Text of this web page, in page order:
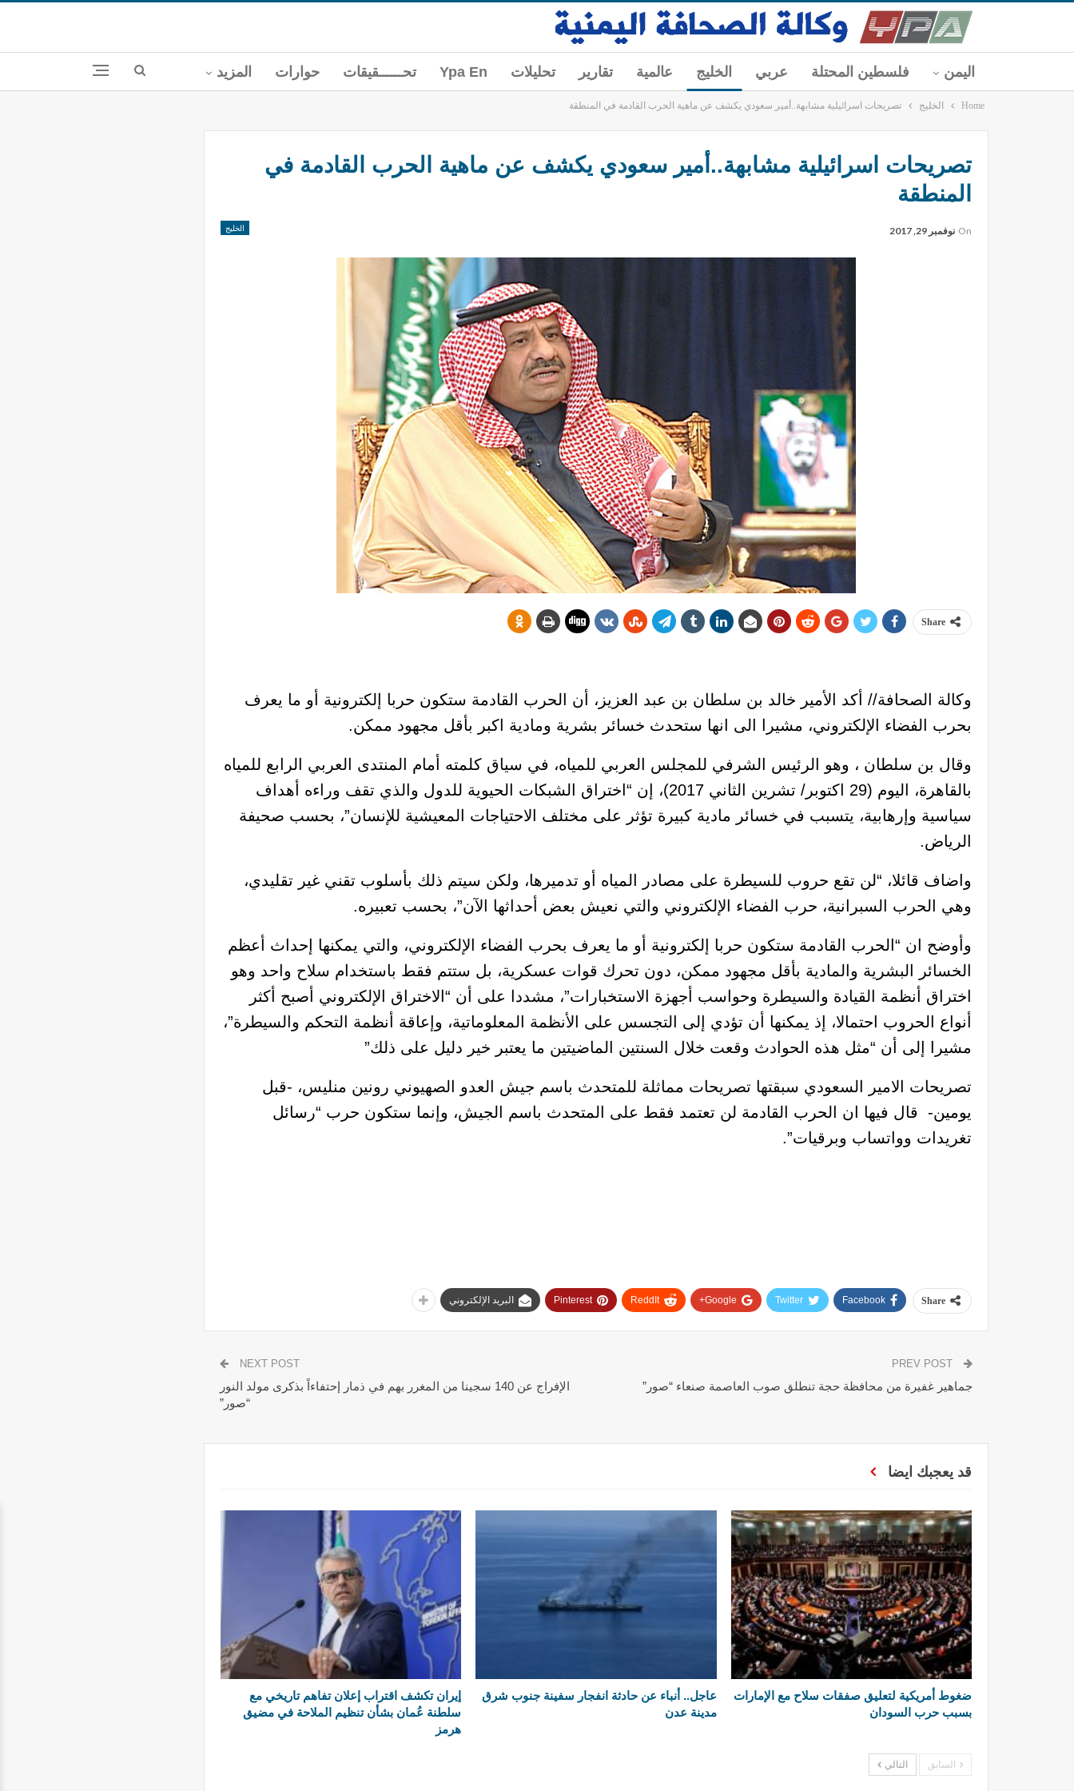
اليمن فلسطين المحتلة عربي الخليج عالمية تقارير تحليلات Ypa En تحــــــقيقات حوارات المزيد
Home الخليج تصريحات اسرائيلية مشابهة..أمير سعودي يكشف عن ماهية الحرب القادمة في المنطقة
تصريحات اسرائيلية مشابهة..أمير سعودي يكشف عن ماهية الحرب القادمة في
المنطقة
الخليج On نوفمبر 29, 2017
Share
وكالة الصحافة// أكد الأمير خالد بن سلطان بن عبد العزيز، أن الحرب القادمة ستكون حربا إلكترونية أو ما يعرف
بحرب الفضاء الإلكتروني، مشيرا الى انها ستحدث خسائر بشرية ومادية اكبر بأقل مجهود ممكن.
وقال بن سلطان ، وهو الرئيس الشرفي للمجلس العربي للمياه، في سياق كلمته أمام المنتدى العربي الرابع للمياه
بالقاهرة، اليوم (29 اكتوبر/ تشرين الثاني 2017)، إن “اختراق الشبكات الحيوية للدول والذي تقف وراءه أهداف
سياسية وإرهابية، يتسبب في خسائر مادية كبيرة تؤثر على مختلف الاحتياجات المعيشية للإنسان”، بحسب صحيفة
الرياض.
واضاف قائلا، “لن تقع حروب للسيطرة على مصادر المياه أو تدميرها، ولكن سيتم ذلك بأسلوب تقني غير تقليدي،
وهي الحرب السبرانية، حرب الفضاء الإلكتروني والتي نعيش بعض أحداثها الآن”، بحسب تعبيره.
وأوضح ان “الحرب القادمة ستكون حربا إلكترونية أو ما يعرف بحرب الفضاء الإلكتروني، والتي يمكنها إحداث أعظم
الخسائر البشرية والمادية بأقل مجهود ممكن، دون تحرك قوات عسكرية، بل ستتم فقط باستخدام سلاح واحد وهو
اختراق أنظمة القيادة والسيطرة وحواسب أجهزة الاستخبارات”، مشددا على أن “الاختراق الإلكتروني أصبح أكثر
أنواع الحروب احتمالا، إذ يمكنها أن تؤدي إلى التجسس على الأنظمة المعلوماتية، وإعاقة أنظمة التحكم والسيطرة”،
مشيرا إلى أن “مثل هذه الحوادث وقعت خلال السنتين الماضيتين ما يعتبر خير دليل على ذلك”
تصريحات الامير السعودي سبقتها تصريحات مماثلة للمتحدث باسم جيش العدو الصهيوني رونين منليس، -قبل
يومين- قال فيها ان الحرب القادمة لن تعتمد فقط على المتحدث باسم الجيش، وإنما ستكون حرب “رسائل
تغريدات وواتساب وبرقيات”.
Share
Facebook
Twitter
Google+
ReddIt
Pinterest البريد الإلكتروني
جماهير غفيرة من محافظة حجة تنطلق صوب العاصمة صنعاء “صور”
NEXT POST
الإفراج عن 140 سجينا من المغرر بهم في ذمار إحتفاءاً بذكرى مولد النور
“صور”
قد يعجبك ايضا
ضغوط أمريكية لتعليق صفقات سلاح مع الإمارات
بسبب حرب السودان
عاجل.. أنباء عن حادثة انفجار سفينة جنوب شرق
مدينة عدن
إيران تكشف اقتراب إعلان تفاهم تاريخي مع
سلطنة عُمان بشأن تنظيم الملاحة في مضيق
هرمز
السابق التالي